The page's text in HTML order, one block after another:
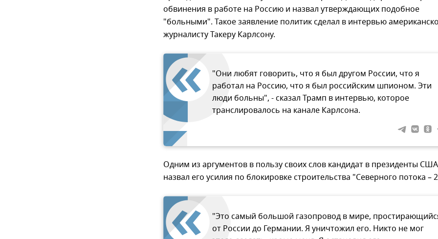
обвинения в работе на Россию и назвал утверждающих подобное
"больными". Такое заявление политик сделал в интервью
журналисту Такеру Карлсону.
"Они любят говорить, что я был другом России, что я
работал на Россию, что я был российским шпионом. Эти
люди больны", - сказал Трамп в интервью, которое
транслировалось на канале Карлсона.
Одним из аргументов в пользу своих слов кандидат в президенты США
назвал его усилия по блокировке строительства "Северного потока –
"Это самый большой газопровод в мире,
от России до Германии. Я уничтожил его. Никто не мог